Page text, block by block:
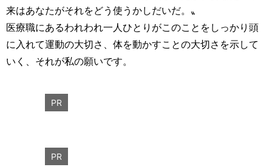
来はあなたがそれをどう使うかしだいだ。〟
医療職にあるわれわれ一人ひとりがこのことをしっかり頭
に入れて運動の大切さ、体を動かすことの大切さを示して
いく、それが私の願いです。
PR
PR